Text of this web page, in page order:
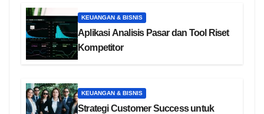
KEUANGAN & BISNIS
Aplikasi Analisis Pasar dan Tool Riset
Kompetitor
KEUANGAN & BISNIS
Strategi Customer Success untuk